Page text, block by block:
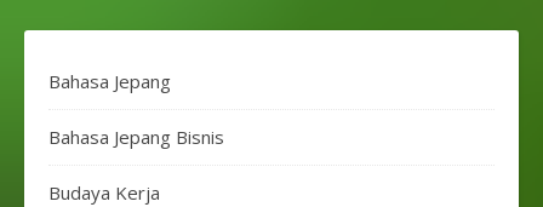
Bahasa Jepang
Bahasa Jepang Bisnis
Budaya Kerja